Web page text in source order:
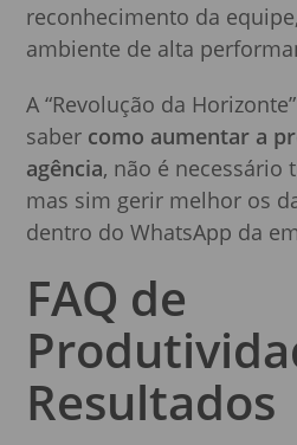
reconhecimento da
ambiente de alta
A “Revolução da
saber como aumentar a
agência, não é necessário
mas sim gerir melhor os
dentro do WhatsApp da
FAQ de
Resultados